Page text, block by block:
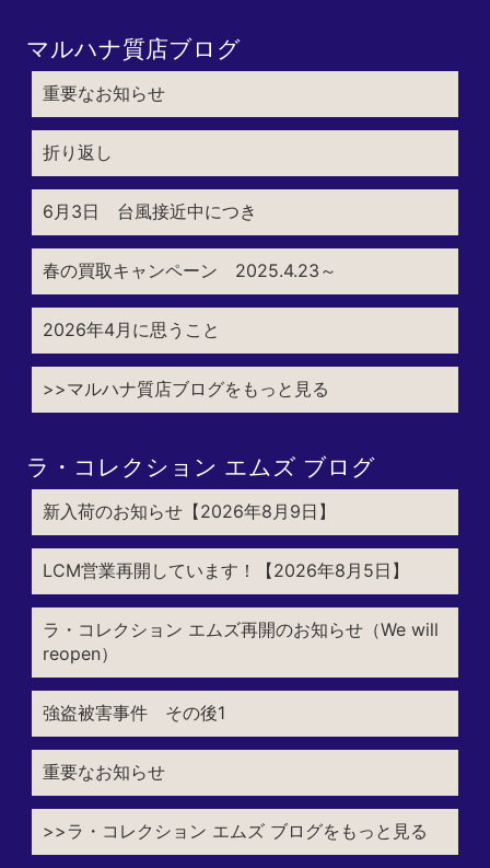
マルハナ質店ブログ
重要なお知らせ
折り返し
6月3日 台風接近中につき
春の買取キャンペーン 2025.4.23～
2026年4月に思うこと
>>マルハナ質店ブログをもっと見る
ラ・コレクション エムズ ブログ
新入荷のお知らせ【2026年8月9日】
LCM営業再開しています！【2026年8月5日】
ラ・コレクション エムズ再開のお知らせ（We will
reopen）
強盗被害事件 その後1
重要なお知らせ
>>ラ・コレクション エムズ ブログをもっと見る